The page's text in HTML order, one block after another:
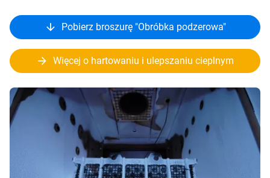
Pobierz broszurę "Obróbka podzerowa"
Więcej o hartowaniu i ulepszaniu cieplnym